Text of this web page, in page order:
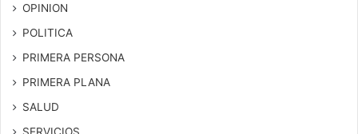
OPINION
POLITICA
PRIMERA PERSONA
PRIMERA PLANA
SALUD